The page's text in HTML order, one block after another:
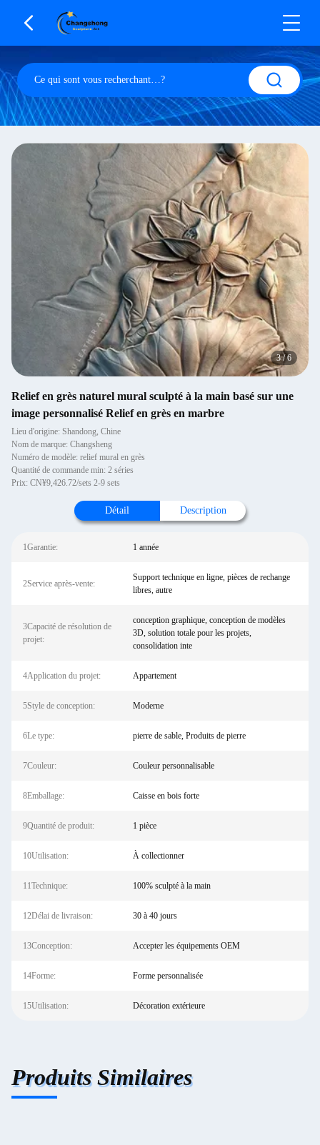
3/6
Relief en grès naturel mural sculpté à la main basé sur une
image personnalisé Relief en grès en marbre
Lieu d'origine: Shandong, Chine
Nom de marque: Changsheng
Numéro de modèle: relief mural en grès
Quantité de commande min: 2 séries
Prix: CN¥9,426.72/sets 2-9 sets
Détail Description
1Garantie: 1 année
2Service après-vente:
Support technique en ligne, pièces de rechange
libres, autre
3Capacité de résolution de
projet:
conception graphique, conception de modèles
3D, solution totale pour les projets,
consolidation inte
4Application du projet: Appartement
5Style de conception: Moderne
6Le type: pierre de sable, Produits de pierre
7Couleur: Couleur personnalisable
8Emballage: Caisse en bois forte
9Quantité de produit: 1 pièce
10Utilisation: À collectionner
11Technique: 100% sculpté à la main
12Délai de livraison: 30 à 40 jours
13Conception: Accepter les équipements OEM
14Forme: Forme personnalisée
15Utilisation: Décoration extérieure
Produits Similaires